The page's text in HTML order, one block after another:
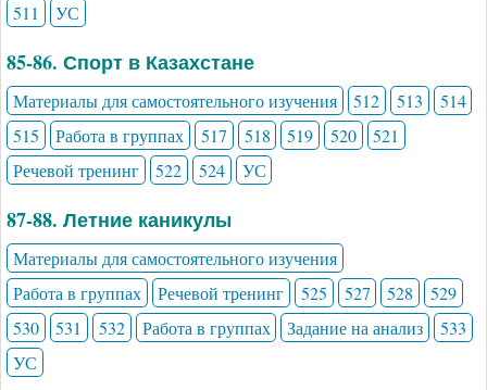
511
УС
85-86. Спорт в Казахстане
Материалы для самостоятельного изучения 512 513
514
515
Работа в группах 517 518 519 520
521
Речевой тренинг
522 524 УС
87-88. Летние каникулы
Материалы для самостоятельного изучения
Работа в группах
Речевой тренинг 525 527 528
529
530
531 532 Работа в группах Задание на анализ
533
УС